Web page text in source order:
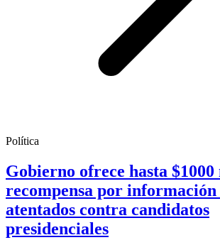
Política
Gobierno ofrece hasta $1000
recompensa por información
atentados contra candidatos
presidenciales